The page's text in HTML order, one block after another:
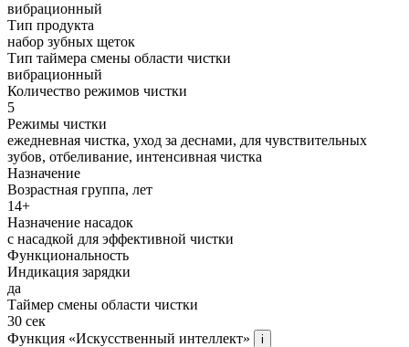
вибрационный
Тип продукта
набор зубных щеток
Тип таймера смены области чистки
вибрационный
Количество режимов чистки
5
Режимы чистки
ежедневная чистка, уход за деснами, для чувствительных
зубов, отбеливание, интенсивная чистка
Назначение
Возрастная группа, лет
14+
Назначение насадок
с насадкой для эффективной чистки
Функциональность
Индикация зарядки
да
Таймер смены области чистки
30 сек
Функция «Искусственный интеллект»
i